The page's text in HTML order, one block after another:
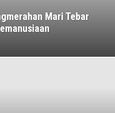
Mari Tebar